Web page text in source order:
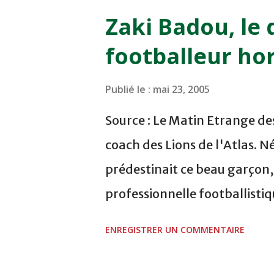
la dernière minute du
Mourad Benchrifa. Son
à domicile face à l'OCK sur
Zaki Badou, le
footballeur
Publié le : mai 23, 2005
Source : Le Matin Etrange
coach des Lions de l'Atlas.
prédestinait ce beau
professionnelle
ENREGISTRER UN COMMENTAIRE